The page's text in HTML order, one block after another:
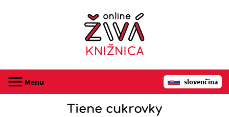
slovenčina
Menu
registrácia
Tiene cukrovky